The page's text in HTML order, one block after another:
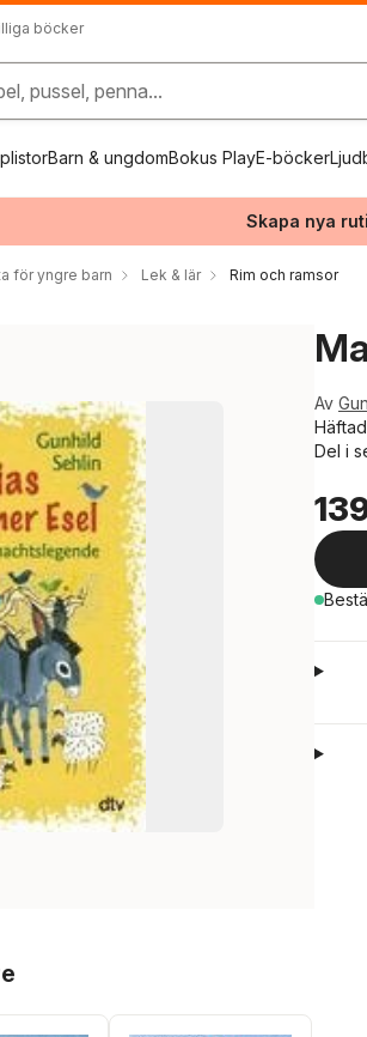
böcker
pussel, penna...
Barn & ungdomBokus PlayE-böcker
Skapa nya
för yngre barn Lek & lär Rim och ramsor
Av
Del i